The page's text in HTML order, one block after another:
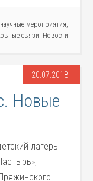
мероприятия,
связи, Новости
20.07.2018
Новые
лагерь